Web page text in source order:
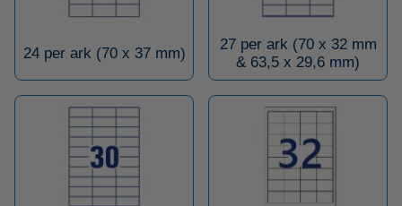
24 per ark (70 x 37 mm)
27 per ark (70 x 32 mm
& 63,5 x 29,6 mm)